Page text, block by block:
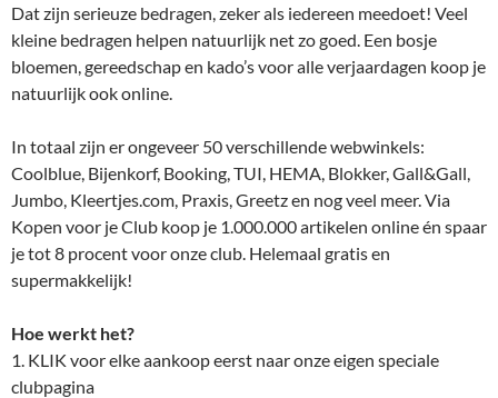
Dat zijn serieuze bedragen, zeker als iedereen meedoet! Veel
kleine bedragen helpen natuurlijk net zo goed. Een bosje
bloemen, gereedschap en kado’s voor alle verjaardagen koop je
natuurlijk ook online.
In totaal zijn er ongeveer 50 verschillende webwinkels:
Coolblue, Bijenkorf, Booking, TUI, HEMA, Blokker, Gall&Gall,
Jumbo, Kleertjes.com, Praxis, Greetz en nog veel meer. Via
Kopen voor je Club koop je 1.000.000 artikelen online én spaar
je tot 8 procent voor onze club. Helemaal gratis en
supermakkelijk!
Hoe werkt het?
1. KLIK voor elke aankoop eerst naar onze eigen speciale
clubpagina